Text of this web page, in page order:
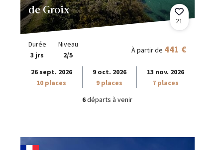
de Groix
21
Durée
3 jrs
Niveau
2/5
À partir de 441 €
26 sept. 2026
10 places
9 oct. 2026
9 places
13 nov. 2026
7 places
6départs à venir